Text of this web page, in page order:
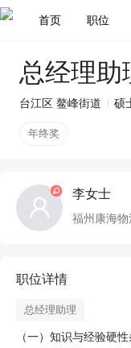
首页 职位
总经理助
台江区 鳌峰街道 硕
年终奖
李女士
福州康海物
职位详情
总经理助理
（一）知识与经验硬